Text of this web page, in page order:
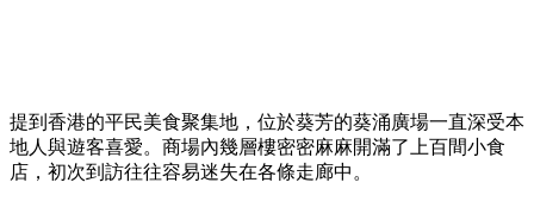
提到香港的平民美食聚集地，位於葵芳的葵涌廣場一直深受本
地人與遊客喜愛。商場內幾層樓密密麻麻開滿了上百間小食
店，初次到訪往往容易迷失在各條走廊中。